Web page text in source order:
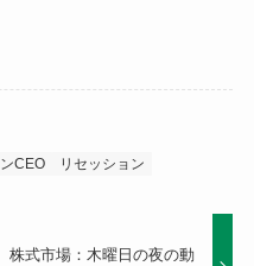
CEO リセッション
株式市場：木曜日の夜の動